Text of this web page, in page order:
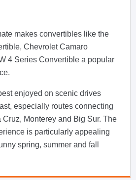
makes convertibles like the
Chevrolet Camaro
4 Series Convertible a popular
enjoyed on scenic drives
especially routes connecting
Monterey and Big Sur. The
is particularly appealing
spring, summer and fall